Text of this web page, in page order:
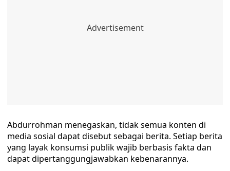
Abdurrohman menegaskan, tidak semua konten di
media sosial dapat disebut sebagai berita. Setiap berita
yang layak konsumsi publik wajib berbasis fakta dan
dapat dipertanggungjawabkan kebenarannya.